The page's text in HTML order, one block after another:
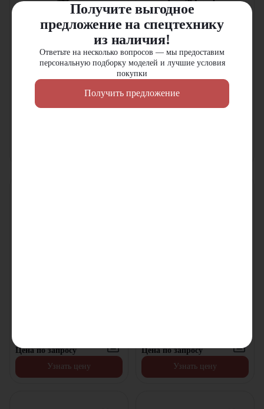
Экскаватор Zoomlion ZE360E
Глубина копания:
1.6м³
Рабочий вес:
Дорожный каток Zoomlion
Мощность двигателя:
12800
Цена по запросу
Узнать цену
Цена по запросу
Узнать цену
Получите выгодное
предложение на спецтехнику
из наличия!
Ответьте на несколько вопросов — мы предоставим
персональную подборку моделей и лучшие условия
покупки
Получить предложение